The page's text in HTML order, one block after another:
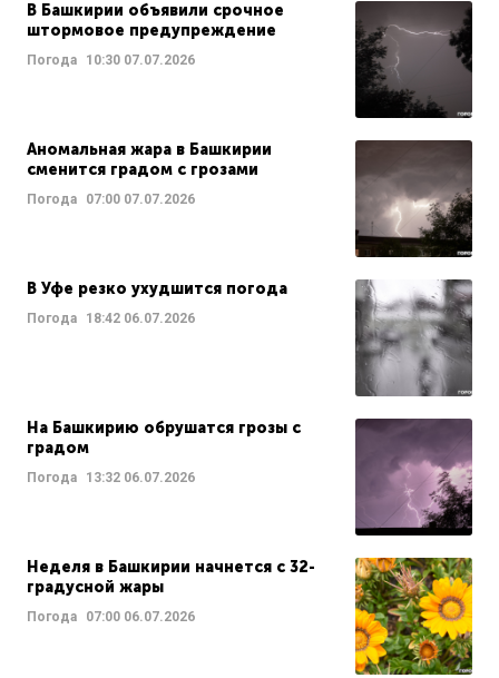
В Башкирии объявили срочное
штормовое предупреждение
Погода 10:30 07.07.2026
Аномальная жара в Башкирии
сменится градом с грозами
Погода 07:00 07.07.2026
В Уфе резко ухудшится погода
Погода 18:42 06.07.2026
На Башкирию обрушатся грозы с
градом
Погода 13:32 06.07.2026
Неделя в Башкирии начнется с 32-
градусной жары
Погода 07:00 06.07.2026